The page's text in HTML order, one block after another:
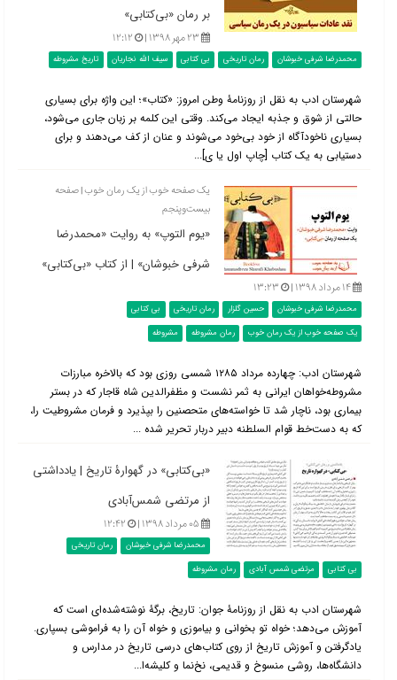
بر رمان «بی‌کتابی»
۲۳ مهر ۱۳۹۸ | ۱۲:۱۲
محمدرضا شرفی خبوشان رمان تاریخی بی کتابی سیف الله نجاریان تاریخ مشروطه
شهرستان ادب به نقل از روزنامۀ وطن امروز: «کتاب»؛ این واژه برای بسیاری
حالتی از شوق و جذبه ایجاد می‌کند. وقتی این کلمه بر زبان جاری می‌شود،
بسیاری ناخودآگاه از خود بی‌خود می‌شوند و عنان از کف می‌دهند و برای
دستیابی به یک کتاب [چاپ اول یا ی]...
یک صفحه خوب از یک رمان خوب | صفحه
بیست‌وپنجم
«یوم‌ التوپ» به روایت «محمدرضا
شرفی خبوشان» | از کتاب «بی‌کتابی»
۱۴ مرداد ۱۳۹۸ | ۱۳:۲۳
محمدرضا شرفی خبوشان حسین گلزار رمان تاریخی
بی کتابی
یک صفحه خوب از یک رمان خوب
رمان مشروطه مشروطه
شهرستان ادب: چهارده مرداد ۱۲۸۵ شمسی روزی بود که بالاخره مبارزات
مشروطه‌خواهان ایرانی به ثمر نشست و مظفرالدین شاه قاجار که در بستر
بیماری بود، ناچار شد تا خواسته‌های متحصنین را بپذیرد و فرمان مشروطیت را،
که به دست‌خط قوام السلطنه دبیر دربار تحریر شده ...
«بی‌کتابی» در گهوارۀ تاریخ | یادداشتی
از مرتضی شمس‌آبادی
۰۵ مرداد ۱۳۹۸ | ۱۲:۴۲
محمدرضا شرفی خبوشان
رمان تاریخی
بی کتابی
مرتضی شمس آبادی رمان مشروطه
شهرستان ادب به نقل از روزنامۀ جوان: تاریخ، برگۀ نوشته‌شده‌ای است که
آموزش می‌دهد؛ خواه تو بخوانی و بیاموزی و خواه آن را به فراموشی بسپاری.
یادگرفتن و آموزش تاریخ از روی کتاب‌های درسی تاریخ در مدارس و
دانشگاه‌ها، روشی منسوخ و قدیمی، نخ‌نما و کلیشه‌ا...